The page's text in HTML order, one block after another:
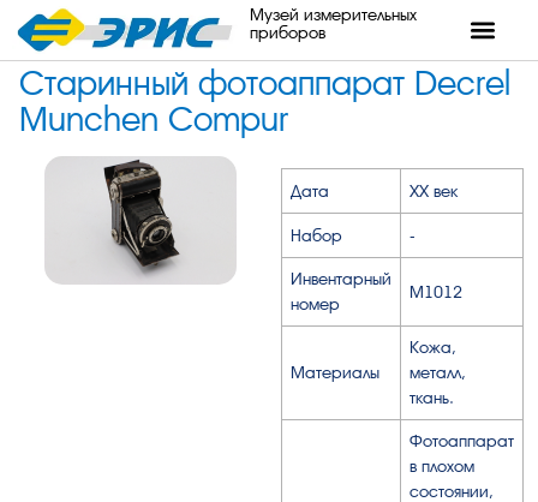
Музей измерительных
приборов
Старинный фотоаппарат Decrel
Munchen Compur
Дата XX век
Набор -
Инвентарный
номер
М1012
Материалы
Кожа,
металл,
ткань.
Фотоаппарат
в плохом
состоянии,